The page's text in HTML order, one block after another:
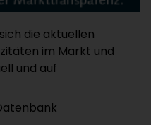
die aktuellen
im Markt und
und auf